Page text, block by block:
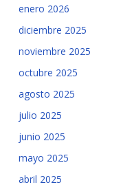
enero 2026
diciembre 2025
noviembre 2025
octubre 2025
agosto 2025
julio 2025
junio 2025
mayo 2025
abril 2025